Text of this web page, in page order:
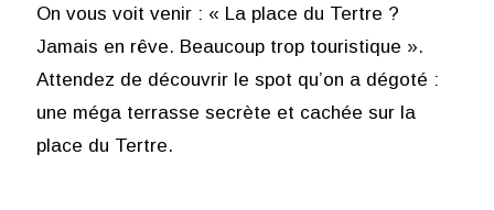
On vous voit venir : « La place du Tertre ?
Jamais en rêve. Beaucoup trop touristique ».
Attendez de découvrir le spot qu’on a dégoté :
une méga terrasse secrète et cachée sur la
place du Tertre.